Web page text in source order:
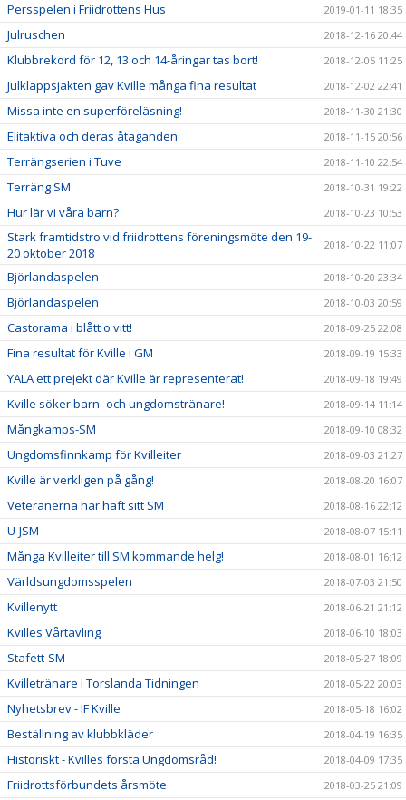
Persspelen i Friidrottens Hus 2019-01-11 18:35
Julruschen 2018-12-16 20:44
Klubbrekord för 12, 13 och 14-åringar tas bort! 2018-12-05 11:25
Julklappsjakten gav Kville många fina resultat 2018-12-02 22:41
Missa inte en superföreläsning! 2018-11-30 21:30
Elitaktiva och deras åtaganden 2018-11-15 20:56
Terrängserien i Tuve 2018-11-10 22:54
Terräng SM 2018-10-31 19:22
Hur lär vi våra barn? 2018-10-23 10:53
Stark framtidstro vid friidrottens föreningsmöte den 19-
20 oktober 2018
2018-10-22 11:07
Björlandaspelen 2018-10-20 23:34
Björlandaspelen 2018-10-03 20:59
Castorama i blått o vitt! 2018-09-25 22:08
Fina resultat för Kville i GM 2018-09-19 15:33
YALA ett prejekt där Kville är representerat! 2018-09-18 19:49
Kville söker barn- och ungdomstränare! 2018-09-14 11:14
Mångkamps-SM 2018-09-10 08:32
Ungdomsfinnkamp för Kvilleiter 2018-09-03 21:27
Kville är verkligen på gång! 2018-08-20 16:07
Veteranerna har haft sitt SM 2018-08-16 22:12
U-JSM 2018-08-07 15:11
Många Kvilleiter till SM kommande helg! 2018-08-01 16:12
Världsungdomsspelen 2018-07-03 21:50
Kvillenytt 2018-06-21 21:12
Kvilles Vårtävling 2018-06-10 18:03
Stafett-SM 2018-05-27 18:09
Kvilletränare i Torslanda Tidningen 2018-05-22 20:03
Nyhetsbrev - IF Kville 2018-05-18 16:02
Beställning av klubbkläder 2018-04-19 16:35
Historiskt - Kvilles första Ungdomsråd! 2018-04-09 17:35
Friidrottsförbundets årsmöte 2018-03-25 21:09